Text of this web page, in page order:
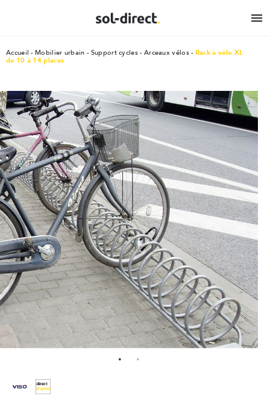

Accueil Mobilier urbain Support cycles - Arceaux vélos
Rack à vélo XL
de 10 à 14 places